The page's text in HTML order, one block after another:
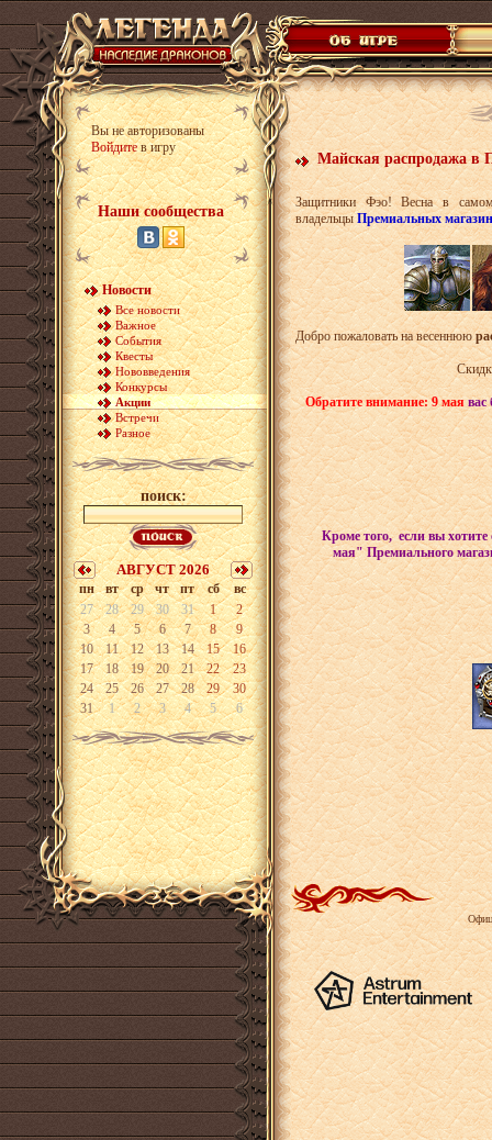
Вы не авторизованы
Войдитев игру
Наши сообщества
Новости
Все новости
Важное
События
Квесты
Нововведения
Конкурсы
Акции
Встречи
Разное
поиск:
АВГУСТ 2026
пн вт ср чт пт сб
вс
27
28 29 30 31 1
2
3
4 5 6 7 8
9
10
11 12 13 14 15
16
17
18 19 20 21 22
23
24
25 26 27 28 29
30
31
1 2 3 4 5 6
Майская распродажа в
Защитники Фэо! Весна в
владельцыПремиальных
Добро пожаловать на весеннюю
Обратите внимание: 9 маявас
Кроме того,если вы хотите
мая" Премиального